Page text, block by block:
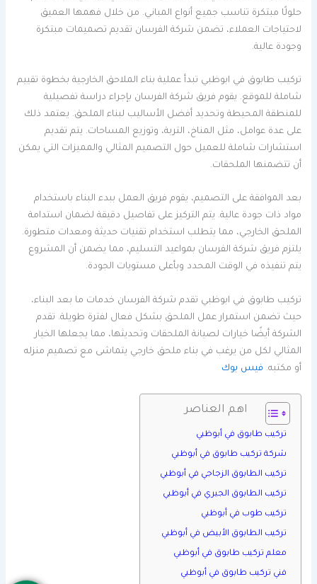
حلولًا مبتكرة تناسب جميع أنواع المباني. من خلال فهمها العميق
لاحتياجات العملاء، تضمن شركة الفرسان تقديم تصميمات مبتكرة
وجودة عالية.
تركيب طابوق في ابوظبي تبدأ عملية بناء الملاحق الخارجية بخطوة تقييم
شاملة للموقع. يقوم فريق شركة الفرسان بإجراء دراسة تفصيلية
للمنطقة المحيطة وتحديد أفضل الأساليب لبناء الملحق. يعتمد ذلك
على عدة عوامل، مثل المناخ، التربة، وتوزيع المساحات. يتم تقديم
استشارات شاملة للعميل حول التصميم المثالي والمميزات التي يمكن
أن تتضمنها الملحقات.
بعد الموافقة على التصميم، يقوم فريق العمل ببدء البناء باستخدام
مواد ذات جودة عالية. يتم التركيز على تفاصيل دقيقة لضمان استدامة
الملحق الخارجي، مما يتطلب استخدام تقنيات حديثة ومعدات متطورة.
يلتزم فريق شركة الفرسان بمواعيد التسليم، مما يضمن أن المشروع
يتم تنفيذه في الوقت المحدد وبأعلى مستويات الجودة.
تركيب طابوق في ابوظبي تقدم شركة الفرسان خدمات ما بعد البناء،
حيث تضمن استمرار عمل الملحق بشكل فعال لفترة طويلة. تقدم
الشركة أيضًا خيارات لصيانة الملحقات وتحديثها، مما يجعلها الخيار
المثالي لكل من يرغب في بناء ملحق خارجي يتماشى مع تصميم منزله
أو مكتبه. فيس بوك
اهم العناصر
تركيب طابوق في أبوظبي
شركة تركيب طابوق في أبوظبي
تركيب الطابوق الزجاجي في أبوظبي
تركيب الطابوق الجيري في أبوظبي
تركيب طوب في أبوظبي
تركيب الطابوق الأبيض في أبوظبي
معلم تركيب طابوق في أبوظبي
فني تركيب طابوق في أبوظبي